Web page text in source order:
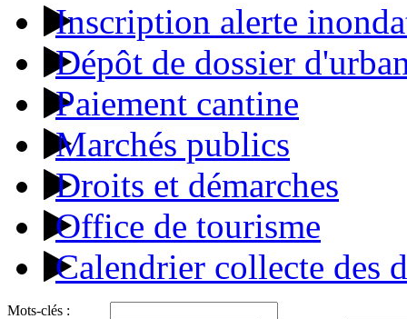
Inscription alerte
Dépôt de dossier
Paiement cantine
Marchés publics
Droits et démarches
Office de tourisme
Calendrier collecte des
Mots-clés :